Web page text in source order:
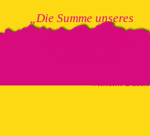
„Die Summe unseres
Lebens sind die
Wilhelm Busch